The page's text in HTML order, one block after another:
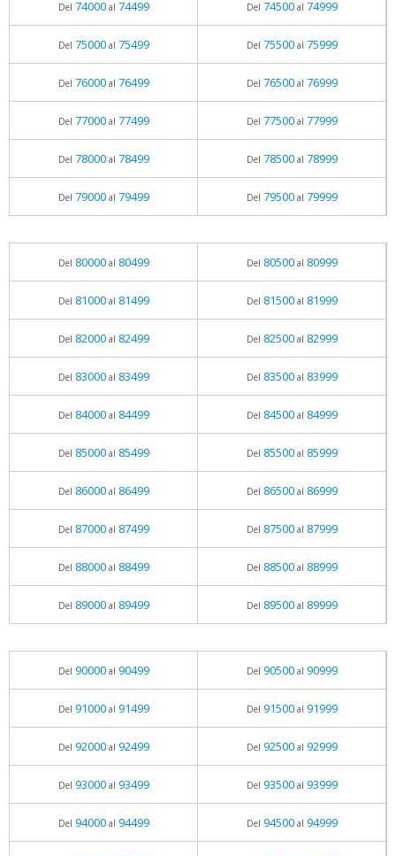
Del 74000al 74499 Del 74500al 74999
Del 75000al 75499 Del 75500al 75999
Del 76000al 76499 Del 76500al 76999
Del 77000al 77499 Del 77500al 77999
Del 78000al 78499 Del 78500al 78999
Del 79000al 79499 Del 79500al 79999
Del 80000al 80499 Del 80500al 80999
Del 81000al 81499 Del 81500al 81999
Del 82000al 82499 Del 82500al 82999
Del 83000al 83499 Del 83500al 83999
Del 84000al 84499 Del 84500al 84999
Del 85000al 85499 Del 85500al 85999
Del 86000al 86499 Del 86500al 86999
Del 87000al 87499 Del 87500al 87999
Del 88000al 88499 Del 88500al 88999
Del 89000al 89499 Del 89500al 89999
Del 90000al 90499 Del 90500al 90999
Del 91000al 91499 Del 91500al 91999
Del 92000al 92499 Del 92500al 92999
Del 93000al 93499 Del 93500al 93999
Del 94000al 94499 Del 94500al 94999